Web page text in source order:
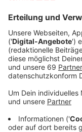
Am
(31.12., 1:25 Uhr)
Uhr) brannten die
in der Nacht zu
die im Bereich
Brand frühzeitig
leichter